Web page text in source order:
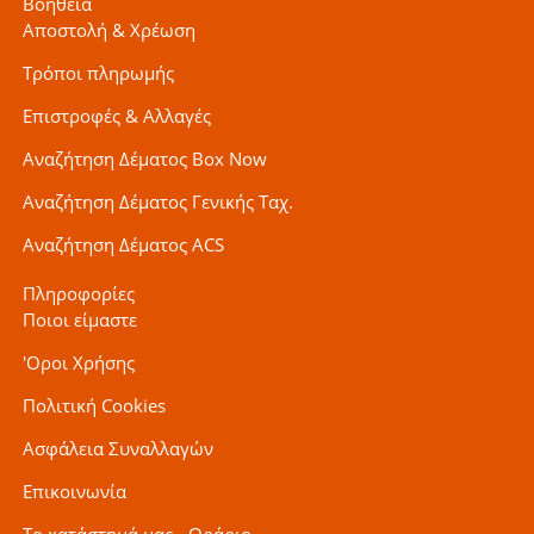
Αποστολή & Χρέωση
Τρόποι πληρωμής
Επιστροφές & Αλλαγές
Αναζήτηση Δέματος Box Now
Αναζήτηση Δέματος Γενικής Ταχ.
Αναζήτηση Δέματος ACS
Πληροφορίες
Ποιοι είμαστε
'Οροι Χρήσης
Πολιτική Cookies
Ασφάλεια Συναλλαγών
Επικοινωνία